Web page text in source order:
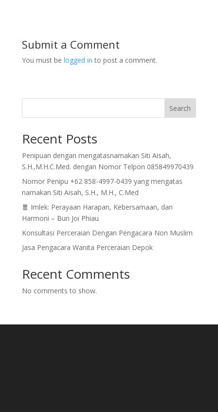
Submit a Comment
You must be logged in to post a comment.
Search
Recent Posts
Penipuan dengan mengatasnamakan Siti Aisah,
S.H.,M.H.C.Med. dengan Nomor Telpon 085849970439
Nomor Penipu +62 858-4997-0439 yang mengatas
namakan Siti Aisah, S.H., M.H., C.Med
🧧 Imlek: Perayaan Harapan, Kebersamaan, dan
Harmoni – Bun Joi Phiau
Konsultasi Perceraian Dengan Pengacara Non Muslim
Jasa Pengacara Wanita Perceraian Depok
Recent Comments
No comments to show.